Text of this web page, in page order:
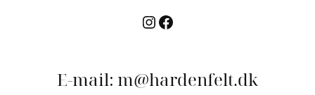
Instagram
Facebook
E-mail: m@hardenfelt.dk